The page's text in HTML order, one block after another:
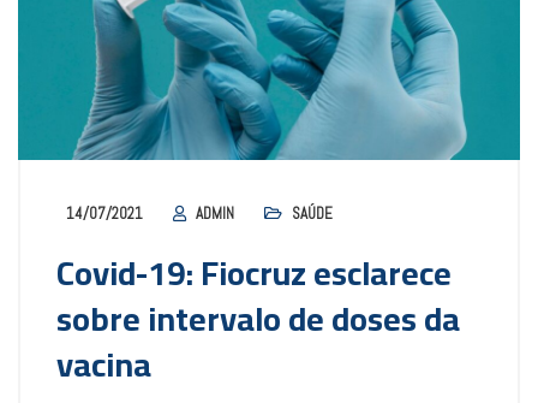
14/07/2021 ADMIN SAÚDE
Covid-19: Fiocruz esclarece
sobre intervalo de doses da
vacina